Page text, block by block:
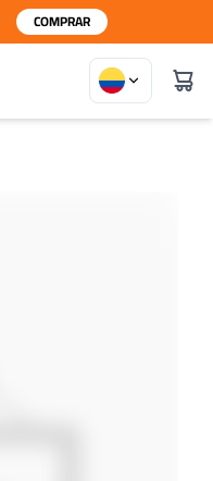
COMPRAR